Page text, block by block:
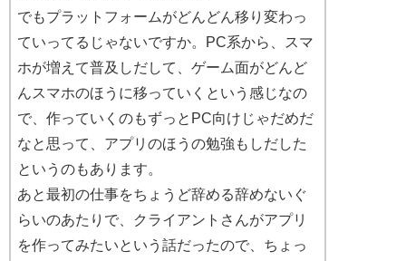
でもプラットフォームがどんどん移り変わっ
ていってるじゃないですか。PC系から、スマ
ホが増えて普及しだして、ゲーム面がどんど
んスマホのほうに移っていくという感じなの
で、作っていくのもずっとPC向けじゃだめだ
なと思って、アプリのほうの勉強もしだした
というのもあります。
あと最初の仕事をちょうど辞める辞めないぐ
らいのあたりで、クライアントさんがアプリ
を作ってみたいという話だったので、ちょっ